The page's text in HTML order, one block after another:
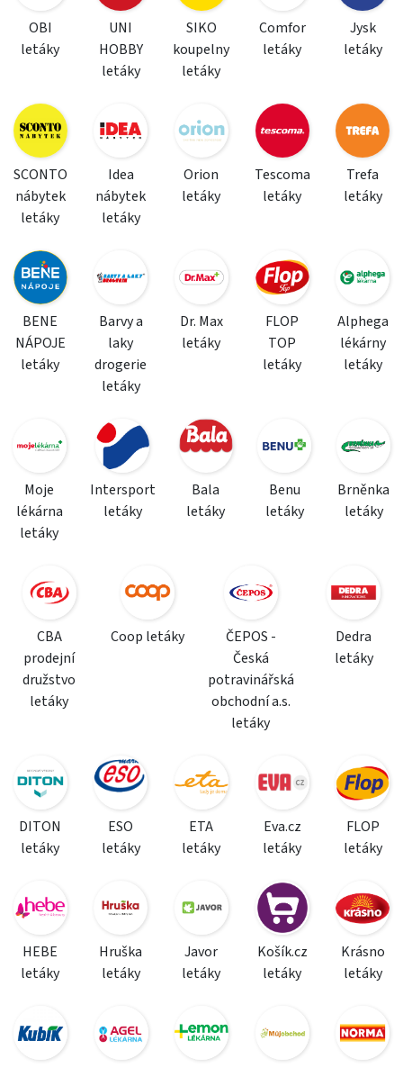
OBI
letáky
UNI
HOBBY
letáky
SIKO
koupelny
letáky
Comfor
letáky
Jysk
letáky
SCONTO
nábytek
letáky
Idea
nábytek
letáky
Orion
letáky
Tescoma
letáky
Trefa
letáky
BENE
NÁPOJE
letáky
Barvy a
laky
drogerie
letáky
Dr. Max
letáky
FLOP
TOP
letáky
Alphega
lékárny
letáky
Moje
lékárna
letáky
Intersport
letáky
Bala
letáky
Benu
letáky
Brněnka
letáky
CBA
prodejní
družstvo
letáky
Coop letáky
ČEPOS -
Česká
potravinářská
obchodní a.s.
letáky
Dedra
letáky
DITON
letáky
ESO
letáky
ETA
letáky
Eva.cz
letáky
FLOP
letáky
HEBE
letáky
Hruška
letáky
Javor
letáky
Košík.cz
letáky
Krásno
letáky